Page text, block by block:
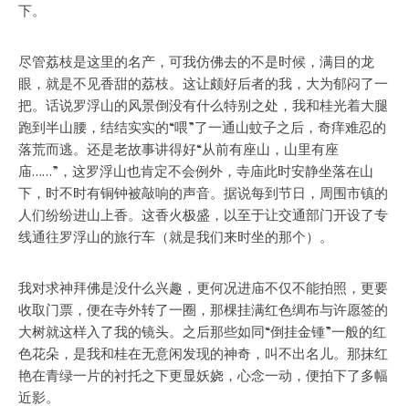
下。
尽管荔枝是这里的名产，可我仿佛去的不是时候，满目的龙
眼，就是不见香甜的荔枝。这让颇好后者的我，大为郁闷了一
把。话说罗浮山的风景倒没有什么特别之处，我和桂光着大腿
跑到半山腰，结结实实的“喂”了一通山蚊子之后，奇痒难忍的
落荒而逃。还是老故事讲得好“从前有座山，山里有座
庙……”，这罗浮山也肯定不会例外，寺庙此时安静坐落在山
下，时不时有铜钟被敲响的声音。据说每到节日，周围市镇的
人们纷纷进山上香。这香火极盛，以至于让交通部门开设了专
线通往罗浮山的旅行车（就是我们来时坐的那个）。
我对求神拜佛是没什么兴趣，更何况进庙不仅不能拍照，更要
收取门票，便在寺外转了一圈，那棵挂满红色绸布与许愿签的
大树就这样入了我的镜头。之后那些如同“倒挂金锺”一般的红
色花朵，是我和桂在无意闲发现的神奇，叫不出名儿。那抹红
艳在青绿一片的衬托之下更显妖娆，心念一动，便拍下了多幅
近影。